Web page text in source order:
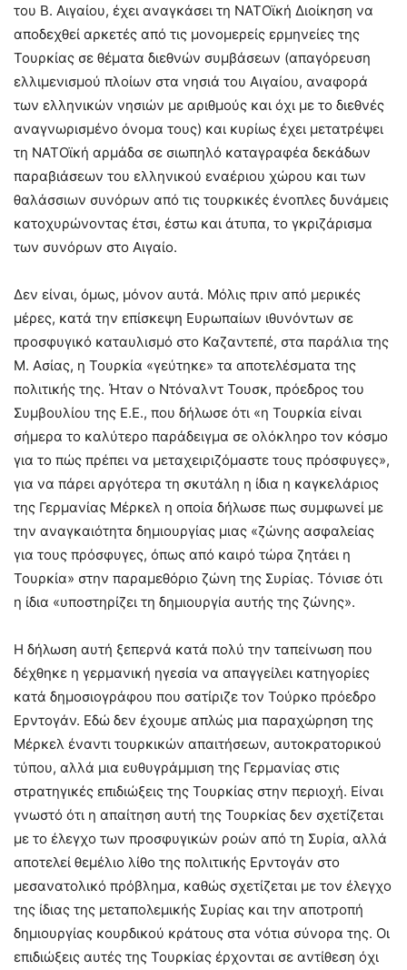
του Β. Αιγαίου, έχει αναγκάσει τη ΝΑΤΟϊκή Διοίκηση να
αποδεχθεί αρκετές από τις μονομερείς ερμηνείες της
Τουρκίας σε θέματα διεθνών συμβάσεων (απαγόρευση
ελλιμενισμού πλοίων στα νησιά του Αιγαίου, αναφορά
των ελληνικών νησιών με αριθμούς και όχι με το διεθνές
αναγνωρισμένο όνομα τους) και κυρίως έχει μετατρέψει
τη ΝΑΤΟϊκή αρμάδα σε σιωπηλό καταγραφέα δεκάδων
παραβιάσεων του ελληνικού εναέριου χώρου και των
θαλάσσιων συνόρων από τις τουρκικές ένοπλες δυνάμεις
κατοχυρώνοντας έτσι, έστω και άτυπα, το γκριζάρισμα
των συνόρων στο Αιγαίο.
Δεν είναι, όμως, μόνον αυτά. Μόλις πριν από μερικές
μέρες, κατά την επίσκεψη Ευρωπαίων ιθυνόντων σε
προσφυγικό καταυλισμό στο Καζαντεπέ, στα παράλια της
Μ. Ασίας, η Τουρκία «γεύτηκε» τα αποτελέσματα της
πολιτικής της. Ήταν ο Ντόναλντ Τουσκ, πρόεδρος του
Συμβουλίου της Ε.Ε., που δήλωσε ότι «η Τουρκία είναι
σήμερα το καλύτερο παράδειγμα σε ολόκληρο τον κόσμο
για το πώς πρέπει να μεταχειριζόμαστε τους πρόσφυγες»,
για να πάρει αργότερα τη σκυτάλη η ίδια η καγκελάριος
της Γερμανίας Μέρκελ η οποία δήλωσε πως συμφωνεί με
την αναγκαιότητα δημιουργίας μιας «ζώνης ασφαλείας
για τους πρόσφυγες, όπως από καιρό τώρα ζητάει η
Τουρκία» στην παραμεθόριο ζώνη της Συρίας. Τόνισε ότι
η ίδια «υποστηρίζει τη δημιουργία αυτής της ζώνης».
Η δήλωση αυτή ξεπερνά κατά πολύ την ταπείνωση που
δέχθηκε η γερμανική ηγεσία να απαγγείλει κατηγορίες
κατά δημοσιογράφου που σατίριζε τον Τούρκο πρόεδρο
Ερντογάν. Εδώ δεν έχουμε απλώς μια παραχώρηση της
Μέρκελ έναντι τουρκικών απαιτήσεων, αυτοκρατορικού
τύπου, αλλά μια ευθυγράμμιση της Γερμανίας στις
στρατηγικές επιδιώξεις της Τουρκίας στην περιοχή. Είναι
γνωστό ότι η απαίτηση αυτή της Τουρκίας δεν σχετίζεται
με το έλεγχο των προσφυγικών ροών από τη Συρία, αλλά
αποτελεί θεμέλιο λίθο της πολιτικής Ερντογάν στο
μεσανατολικό πρόβλημα, καθώς σχετίζεται με τον έλεγχο
της ίδιας της μεταπολεμικής Συρίας και την αποτροπή
δημιουργίας κουρδικού κράτους στα νότια σύνορα της. Οι
επιδιώξεις αυτές της Τουρκίας έρχονται σε αντίθεση όχι